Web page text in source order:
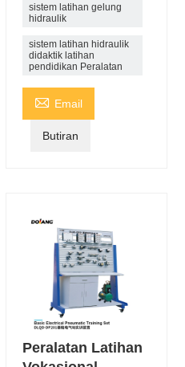
sistem latihan gelung
hidraulik
sistem latihan hidraulik
didaktik latihan
pendidikan Peralatan
 Email
Butiran
Peralatan Latihan